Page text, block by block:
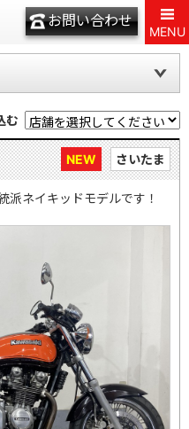
お問い合わせ
MENU
む
NEW さいたま
派ネイキッドモデルです！